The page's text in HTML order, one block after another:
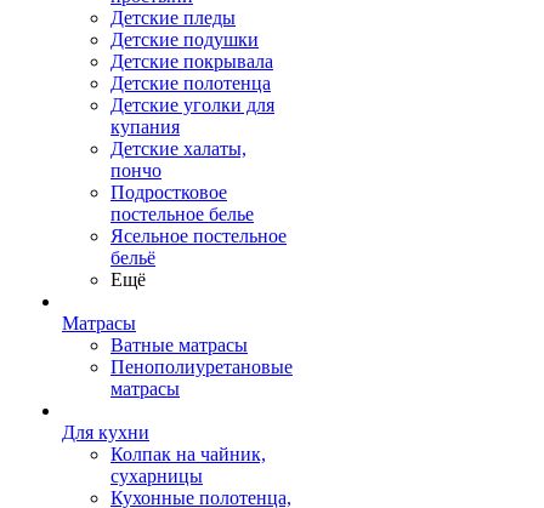
Детские пледы
Детские подушки
Детские покрывала
Детские полотенца
Детские уголки для
купания
Детские халаты,
пончо
Подростковое
постельное белье
Ясельное постельное
бельё
Ещё
Матрасы
Ватные матрасы
Пенополиуретановые
матрасы
Для кухни
Колпак на чайник,
сухарницы
Кухонные полотенца,